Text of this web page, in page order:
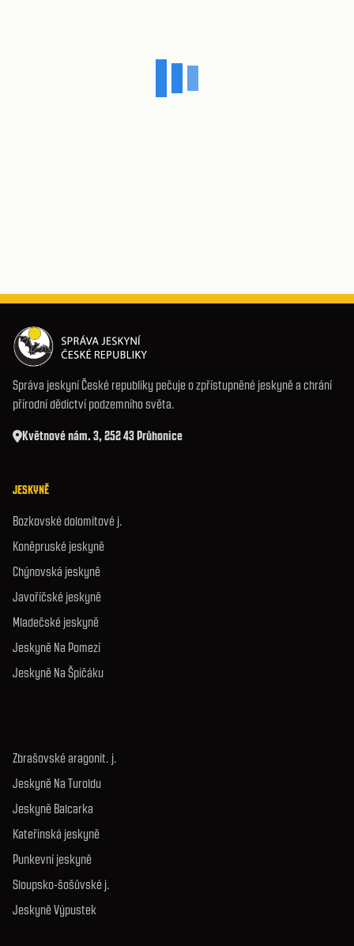
Správa jeskyní České republiky pečuje o zpřístupněné jeskyně a chrání
přírodní dědictví podzemního světa.
Květnové nám. 3, 252 43 Průhonice
JESKYNĚ
Bozkovské dolomitové j.
Koněpruské jeskyně
Chýnovská jeskyně
Javoříčské jeskyně
Mladečské jeskyně
Jeskyně Na Pomezí
Jeskyně Na Špičáku
Zbrašovské aragonit. j.
Jeskyně Na Turoldu
Jeskyně Balcarka
Kateřinská jeskyně
Punkevní jeskyně
Sloupsko-šošůvské j.
Jeskyně Výpustek